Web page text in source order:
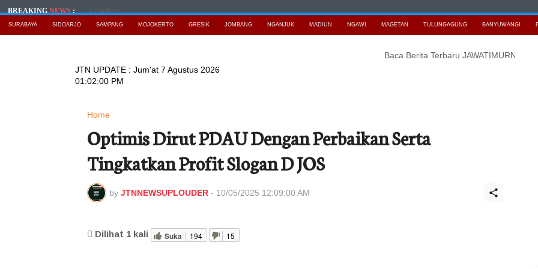
BREAKINGNEWS: Loading...
SURABAYA SIDOARJO SAMPANG MOJOKERTO GRESIK JOMBANG NGANJUK MADIUN NGAWI MAGETAN TULUNGAGUNG BANYUWANGI
Baca Berita Terbaru JAWATIMURNEWSTransaksi
JTN UPDATE : Jum'at 7 Agustus 2026
01:02:02 PM
Home
Optimis Dirut PDAU Dengan Perbaikan Serta
Tingkatkan Profit Slogan D JOS
by JTNNEWSUPLOUDER - 10/05/2025 12:09:00 AM
Dilihat 1 kali Suka 194 15